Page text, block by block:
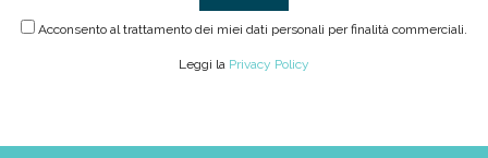
Acconsento al trattamento dei miei dati personali per finalità commerciali.
Leggi la Privacy Policy